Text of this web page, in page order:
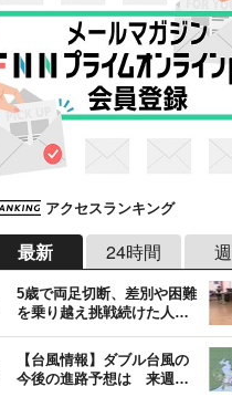
アクセスランキング
最新 24時間
5歳で両足切断、差別や困難
を乗り越え挑戦続けた人
【台風情報】ダブル台風の
今後の進路予想は 来週、